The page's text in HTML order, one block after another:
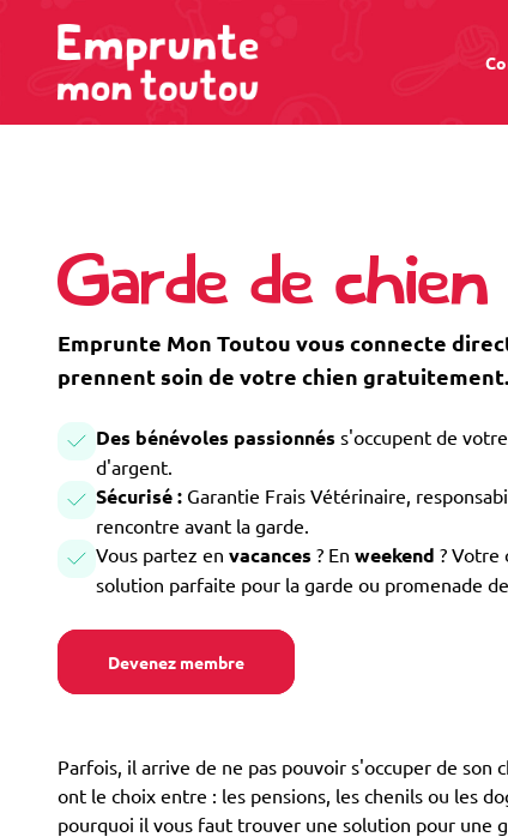
Garde de
Emprunte Mon Toutou vous connecte
prennent soin de votre chien gratuitement.
Des bénévoles passionnés s'occupent de
d'argent.
Sécurisé : Garantie Frais Vétérinaire,
rencontre avant la garde.
Vous partez en vacances ? En weekend ? Votre
solution parfaite pour la garde ou promenade
Devenez membre
Parfois, il arrive de ne pas pouvoir s'occuper de
ont le choix entre : les pensions, les chenils ou les
pourquoi il vous faut trouver une solution pour une